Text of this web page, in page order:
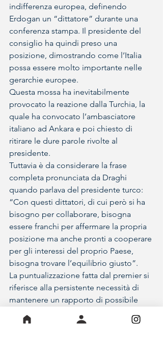
indifferenza europea, definendo
Erdogan un “dittatore” durante una
conferenza stampa. Il presidente del
consiglio ha quindi preso una
posizione, dimostrando come l’Italia
possa essere molto importante nelle
gerarchie europee.
Questa mossa ha inevitabilmente
provocato la reazione dalla Turchia, la
quale ha convocato l’ambasciatore
italiano ad Ankara e poi chiesto di
ritirare le dure parole rivolte al
presidente.
Tuttavia è da considerare la frase
completa pronunciata da Draghi
quando parlava del presidente turco:
“Con questi dittatori, di cui però si ha
bisogno per collaborare, bisogna
essere franchi per affermare la propria
posizione ma anche pronti a cooperare
per gli interessi del proprio Paese,
bisogna trovare l’equilibrio giusto”.
La puntualizzazione fatta dal premier si
riferisce alla persistente necessità di
mantenere un rapporto di possibile
fondamentali gli accordi di